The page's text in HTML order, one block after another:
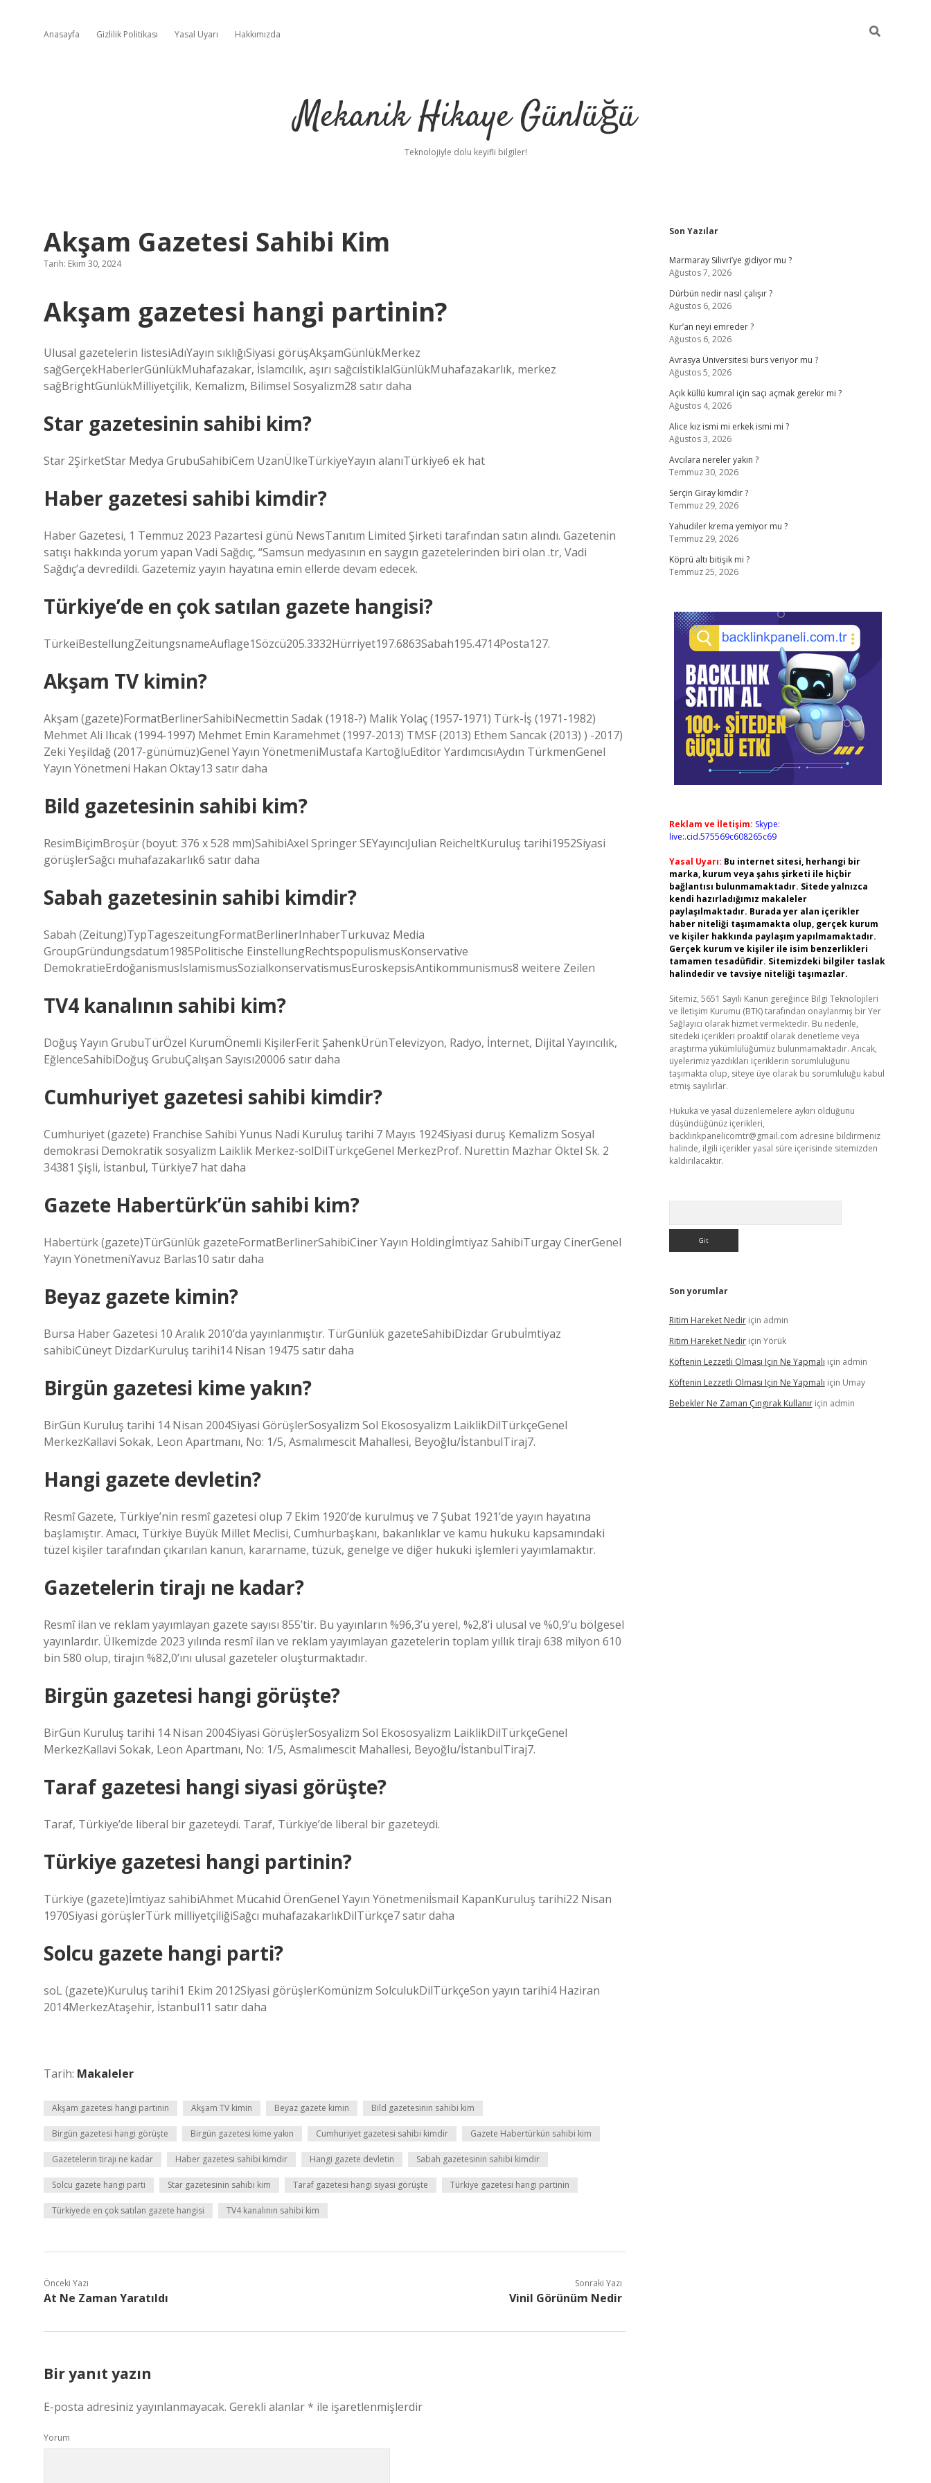
Anasayfa Gizlilik Politikası Yasal Uyarı Hakkımızda
Mekanik Hikaye Günlüğü
Teknolojiyle dolu keyifli bilgiler!
Akşam Gazetesi Sahibi Kim
Tarih: Ekim 30, 2024
Akşam gazetesi hangi partinin?
Ulusal gazetelerin listesiAdıYayın sıklığıSiyasi görüşAkşamGünlükMerkez
sağGerçekHaberlerGünlükMuhafazakar, İslamcılık, aşırı sağcıİstiklalGünlükMuhafazakarlık, merkez
sağBrightGünlükMilliyetçilik, Kemalizm, Bilimsel Sosyalizm28 satır daha
Star gazetesinin sahibi kim?
Star 2ŞirketStar Medya GrubuSahibiCem UzanÜlkeTürkiyeYayın alanıTürkiye6 ek hat
Haber gazetesi sahibi kimdir?
Haber Gazetesi, 1 Temmuz 2023 Pazartesi günü NewsTanıtım Limited Şirketi tarafından satın alındı. Gazetenin
satışı hakkında yorum yapan Vadi Sağdıç, “Samsun medyasının en saygın gazetelerinden biri olan .tr, Vadi
Sağdıç’a devredildi. Gazetemiz yayın hayatına emin ellerde devam edecek.
Türkiye’de en çok satılan gazete hangisi?
TürkeiBestellungZeitungsnameAuflage1Sözcü205.3332Hürriyet197.6863Sabah195.4714Posta127.
Akşam TV kimin?
Akşam (gazete)FormatBerlinerSahibiNecmettin Sadak (1918-?) Malik Yolaç (1957-1971) Türk-İş (1971-1982)
Mehmet Ali Ilıcak (1994-1997) Mehmet Emin Karamehmet (1997-2013) TMSF (2013) Ethem Sancak (2013) ) -2017)
Zeki Yeşildağ (2017-günümüz)Genel Yayın YönetmeniMustafa KartoğluEditör YardımcısıAydın TürkmenGenel
Yayın Yönetmeni Hakan Oktay13 satır daha
Bild gazetesinin sahibi kim?
ResimBiçimBroşür (boyut: 376 x 528 mm)SahibiAxel Springer SEYayıncıJulian ReicheltKuruluş tarihi1952Siyasi
görüşlerSağcı muhafazakarlık6 satır daha
Sabah gazetesinin sahibi kimdir?
Sabah (Zeitung)TypTageszeitungFormatBerlinerInhaberTurkuvaz Media
GroupGründungsdatum1985Politische EinstellungRechtspopulismusKonservative
DemokratieErdoğanismusIslamismusSozialkonservatismusEuroskepsisAntikommunismus8 weitere Zeilen
TV4 kanalının sahibi kim?
Doğuş Yayın GrubuTürÖzel KurumÖnemli KişilerFerit ŞahenkÜrünTelevizyon, Radyo, İnternet, Dijital Yayıncılık,
EğlenceSahibiDoğuş GrubuÇalışan Sayısı20006 satır daha
Cumhuriyet gazetesi sahibi kimdir?
Cumhuriyet (gazete) Franchise Sahibi Yunus Nadi Kuruluş tarihi 7 Mayıs 1924Siyasi duruş Kemalizm Sosyal
demokrasi Demokratik sosyalizm Laiklik Merkez-solDilTürkçeGenel MerkezProf. Nurettin Mazhar Öktel Sk. 2
34381 Şişli, İstanbul, Türkiye7 hat daha
Gazete Habertürk’ün sahibi kim?
Habertürk (gazete)TürGünlük gazeteFormatBerlinerSahibiCiner Yayın Holdingİmtiyaz SahibiTurgay CinerGenel
Yayın YönetmeniYavuz Barlas10 satır daha
Beyaz gazete kimin?
Bursa Haber Gazetesi 10 Aralık 2010’da yayınlanmıştır. TürGünlük gazeteSahibiDizdar Grubuİmtiyaz
sahibiCüneyt DizdarKuruluş tarihi14 Nisan 19475 satır daha
Birgün gazetesi kime yakın?
BirGün Kuruluş tarihi 14 Nisan 2004Siyasi GörüşlerSosyalizm Sol Ekososyalizm LaiklikDilTürkçeGenel
MerkezKallavi Sokak, Leon Apartmanı, No: 1/5, Asmalımescit Mahallesi, Beyoğlu/İstanbulTiraj7.
Hangi gazete devletin?
Resmî Gazete, Türkiye’nin resmî gazetesi olup 7 Ekim 1920’de kurulmuş ve 7 Şubat 1921’de yayın hayatına
başlamıştır. Amacı, Türkiye Büyük Millet Meclisi, Cumhurbaşkanı, bakanlıklar ve kamu hukuku kapsamındaki
tüzel kişiler tarafından çıkarılan kanun, kararname, tüzük, genelge ve diğer hukuki işlemleri yayımlamaktır.
Gazetelerin tirajı ne kadar?
Resmî ilan ve reklam yayımlayan gazete sayısı 855’tir. Bu yayınların %96,3’ü yerel, %2,8’i ulusal ve %0,9’u bölgesel
yayınlardır. Ülkemizde 2023 yılında resmî ilan ve reklam yayımlayan gazetelerin toplam yıllık tirajı 638 milyon 610
bin 580 olup, tirajın %82,0’ını ulusal gazeteler oluşturmaktadır.
Birgün gazetesi hangi görüşte?
BirGün Kuruluş tarihi 14 Nisan 2004Siyasi GörüşlerSosyalizm Sol Ekososyalizm LaiklikDilTürkçeGenel
MerkezKallavi Sokak, Leon Apartmanı, No: 1/5, Asmalımescit Mahallesi, Beyoğlu/İstanbulTiraj7.
Taraf gazetesi hangi siyasi görüşte?
Taraf, Türkiye’de liberal bir gazeteydi. Taraf, Türkiye’de liberal bir gazeteydi.
Türkiye gazetesi hangi partinin?
Türkiye (gazete)İmtiyaz sahibiAhmet Mücahid ÖrenGenel Yayın Yönetmeniİsmail KapanKuruluş tarihi22 Nisan
1970Siyasi görüşlerTürk milliyetçiliğiSağcı muhafazakarlıkDilTürkçe7 satır daha
Solcu gazete hangi parti?
soL (gazete)Kuruluş tarihi1 Ekim 2012Siyasi görüşlerKomünizm SolculukDilTürkçeSon yayın tarihi4 Haziran
2014MerkezAtaşehir, İstanbul11 satır daha
Tarih: Makaleler
Akşam gazetesi hangi partinin Akşam TV kimin Beyaz gazete kimin Bild gazetesinin sahibi kim
Birgün gazetesi hangi görüşte Birgün gazetesi kime yakın Cumhuriyet gazetesi sahibi kimdir Gazete Habertürkün sahibi kim
Gazetelerin tirajı ne kadar Haber gazetesi sahibi kimdir Hangi gazete devletin Sabah gazetesinin sahibi kimdir
Solcu gazete hangi parti Star gazetesinin sahibi kim Taraf gazetesi hangi siyasi görüşte Türkiye gazetesi hangi partinin
Türkiyede en çok satılan gazete hangisi TV4 kanalının sahibi kim
Önceki Yazı
At Ne Zaman Yaratıldı
Sonraki Yazı
Vinil Görünüm Nedir
Bir yanıt yazın
E-posta adresiniz yayınlanmayacak. Gerekli alanlar* ile işaretlenmişlerdir
Yorum
Sidebar
Son Yazılar
Marmaray Silivri’ye gidiyor mu ?
Ağustos 7, 2026
Dürbün nedir nasıl çalışır ?
Ağustos 6, 2026
Kur’an neyi emreder ?
Ağustos 6, 2026
Avrasya Üniversitesi burs veriyor mu ?
Ağustos 5, 2026
Açık küllü kumral için saçı açmak gerekir mi ?
Ağustos 4, 2026
Alice kız ismi mi erkek ismi mi ?
Ağustos 3, 2026
Avcılara nereler yakın ?
Temmuz 30, 2026
Serçin Giray kimdir ?
Temmuz 29, 2026
Yahudiler krema yemiyor mu ?
Temmuz 29, 2026
Köprü altı bitişik mi ?
Temmuz 25, 2026
Reklam ve İletişim: Skype:
live:.cid.575569c608265c69
Yasal Uyarı: Bu internet sitesi, herhangi bir
marka, kurum veya şahıs şirketi ile hiçbir
bağlantısı bulunmamaktadır. Sitede yalnızca
kendi hazırladığımız makaleler
paylaşılmaktadır. Burada yer alan içerikler
haber niteliği taşımamakta olup, gerçek kurum
ve kişiler hakkında paylaşım yapılmamaktadır.
Gerçek kurum ve kişiler ile isim benzerlikleri
tamamen tesadüfidir. Sitemizdeki bilgiler taslak
halindedir ve tavsiye niteliği taşımazlar.
Sitemiz, 5651 Sayılı Kanun gereğince Bilgi Teknolojileri
ve İletişim Kurumu (BTK) tarafından onaylanmış bir Yer
Sağlayıcı olarak hizmet vermektedir. Bu nedenle,
sitedeki içerikleri proaktif olarak denetleme veya
araştırma yükümlülüğümüz bulunmamaktadır. Ancak,
üyelerimiz yazdıkları içeriklerin sorumluluğunu
taşımakta olup, siteye üye olarak bu sorumluluğu kabul
etmiş sayılırlar.
Hukuka ve yasal düzenlemelere aykırı olduğunu
düşündüğünüz içerikleri,
backlinkpanelicomtr@gmail.com adresine bildirmeniz
halinde, ilgili içerikler yasal süre içerisinde sitemizden
kaldırılacaktır.
Son yorumlar
Ritim Hareket Nediriçin admin
Ritim Hareket Nediriçin Yörük
Köftenin Lezzetli Olması Için Ne Yapmalı için admin
Köftenin Lezzetli Olması Için Ne Yapmalı için Umay
Bebekler Ne Zaman Çıngırak Kullanıriçin admin